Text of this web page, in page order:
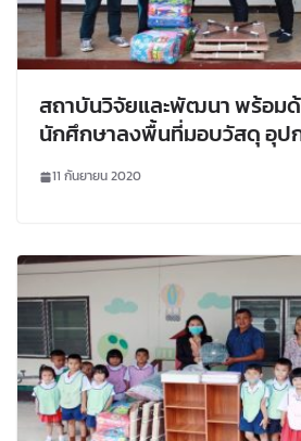
สถาบันวิจัยและพัฒนา พร้อมด้
นักศึกษาลงพื้นที่มอบวัสดุ อุป
สนับสนุนการเรียนการสอน ให้แก่
รร.ตชด.บ้านนาปอ อ.นาแห้ว แล
11 กันยายน 2020